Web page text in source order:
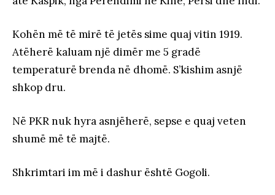
Kohën më të mirë të jetës sime quaj vitin 1919.
Atëherë kaluam një dimër me 5 gradë
temperaturë brenda në dhomë. S’kishim asnjë
shkop dru.
Në PKR nuk hyra asnjëherë, sepse e quaj veten
shumë më të majtë.
Shkrimtari im më i dashur është Gogoli.